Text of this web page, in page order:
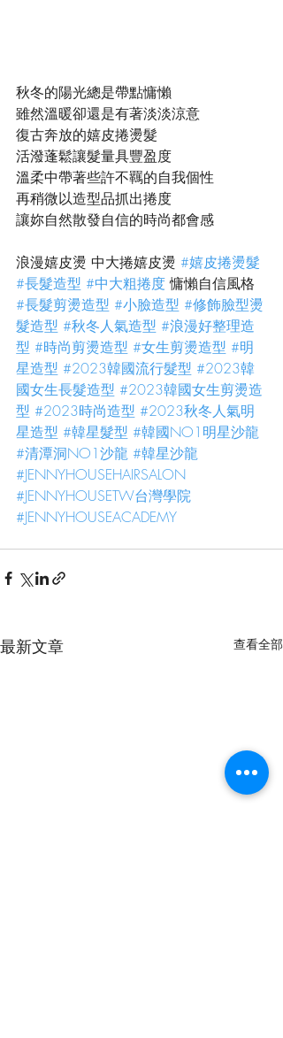
秋冬的陽光總是帶點慵懶
雖然溫暖卻還是有著淡淡涼意
復古奔放的嬉皮捲燙髮
活潑蓬鬆讓髮量具豐盈度
溫柔中帶著些許不羈的自我個性
再稍微以造型品抓出捲度
讓妳自然散發自信的時尚都會感
浪漫嬉皮燙 中大捲嬉皮燙 #嬉皮捲燙髮
#長髮造型 #中大粗捲度 慵懶自信風格
#長髮剪燙造型 #小臉造型 #修飾臉型燙
髮造型 #秋冬人氣造型 #浪漫好整理造
型 #時尚剪燙造型 #女生剪燙造型 #明
星造型 #2023韓國流行髮型 #2023韓
國女生長髮造型 #2023韓國女生剪燙造
型 #2023時尚造型 #2023秋冬人氣明
星造型 #韓星髮型 #韓國NO1明星沙龍
#清潭洞NO1沙龍 #韓星沙龍
#JENNYHOUSEHAIRSALON
#JENNYHOUSETW台灣學院
#JENNYHOUSEACADEMY
最新文章 查看全部